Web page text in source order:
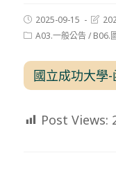
Post
published:
2025-09-15
Post
PostA03.一般公告/ B06.
國立成功大學-
Post Views: